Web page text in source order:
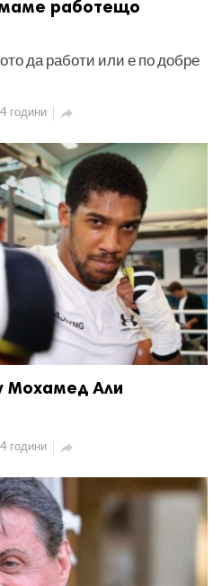
работещо
да работи или е по добре
години 
Мохамед Али
години 